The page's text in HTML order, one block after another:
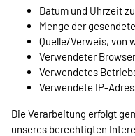
Datum und Uhrzeit
Menge der
Quelle/Verweis, von
Verwendeter Browser
Verwendetes
Verwendete IP-
Die Verarbeitung erfolgt
unseres berechtigten